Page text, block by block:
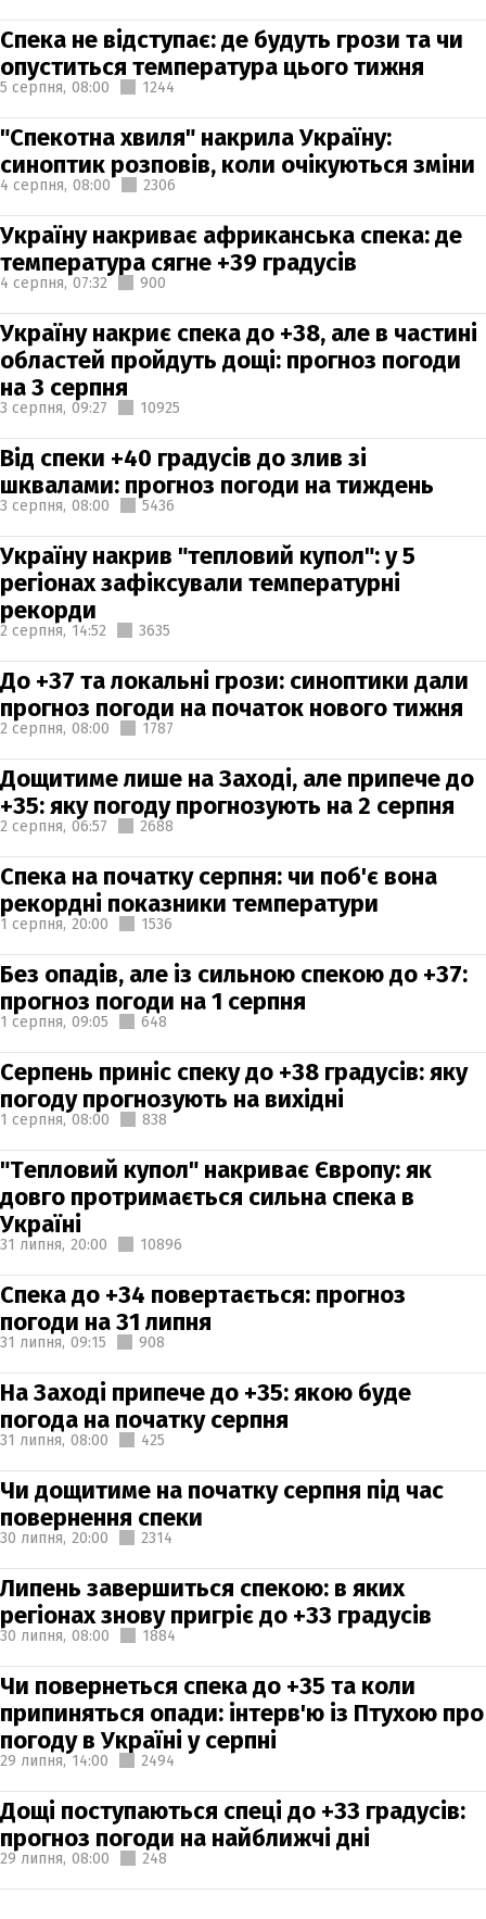
Спека не відступає: де будуть грози та чи
опуститься температура цього тижня
5 серпня, 08:00 1244
"Спекотна хвиля" накрила Україну:
синоптик розповів, коли очікуються зміни
4 серпня, 08:00 2306
Україну накриває африканська спека: де
температура сягне +39 градусів
4 серпня, 07:32 900
Україну накриє спека до +38, але в частині
областей пройдуть дощі: прогноз погоди
на 3 серпня
3 серпня, 09:27 10925
Від спеки +40 градусів до злив зі
шквалами: прогноз погоди на тиждень
3 серпня, 08:00 5436
Україну накрив "тепловий купол": у 5
регіонах зафіксували температурні
рекорди
2 серпня, 14:52 3635
До +37 та локальні грози: синоптики дали
прогноз погоди на початок нового тижня
2 серпня, 08:00 1787
Дощитиме лише на Заході, але припече до
+35: яку погоду прогнозують на 2 серпня
2 серпня, 06:57 2688
Спека на початку серпня: чи поб'є вона
рекордні показники температури
1 серпня, 20:00 1536
Без опадів, але із сильною спекою до +37:
прогноз погоди на 1 серпня
1 серпня, 09:05 648
Серпень приніс спеку до +38 градусів: яку
погоду прогнозують на вихідні
1 серпня, 08:00 838
"Тепловий купол" накриває Європу: як
довго протримається сильна спека в
Україні
31 липня, 20:00 10896
Спека до +34 повертається: прогноз
погоди на 31 липня
31 липня, 09:15 908
На Заході припече до +35: якою буде
погода на початку серпня
31 липня, 08:00 425
Чи дощитиме на початку серпня під час
повернення спеки
30 липня, 20:00 2314
Липень завершиться спекою: в яких
регіонах знову пригріє до +33 градусів
30 липня, 08:00 1884
Чи повернеться спека до +35 та коли
припиняться опади: інтерв'ю із Птухою про
погоду в Україні у серпні
29 липня, 14:00 2494
Дощі поступаються спеці до +33 градусів:
прогноз погоди на найближчі дні
29 липня, 08:00 248